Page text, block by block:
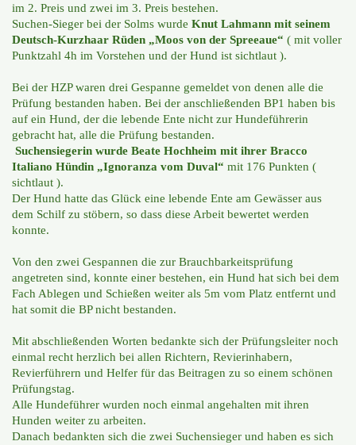
im 2. Preis und zwei im 3. Preis bestehen.
Suchen-Sieger bei der Solms wurde Knut Lahmann mit seinem
Deutsch-Kurzhaar Rüden „Moos von der Spreeaue“ ( mit voller
Punktzahl 4h im Vorstehen und der Hund ist sichtlaut ).
Bei der HZP waren drei Gespanne gemeldet von denen alle die
Prüfung bestanden haben. Bei der anschließenden BP1 haben bis
auf ein Hund, der die lebende Ente nicht zur Hundeführerin
gebracht hat, alle die Prüfung bestanden.
Suchensiegerin wurde Beate Hochheim mit ihrer Bracco
Italiano Hündin „Ignoranza vom Duval“ mit 176 Punkten (
sichtlaut ).
Der Hund hatte das Glück eine lebende Ente am Gewässer aus
dem Schilf zu stöbern, so dass diese Arbeit bewertet werden
konnte.
Von den zwei Gespannen die zur Brauchbarkeitsprüfung
angetreten sind, konnte einer bestehen, ein Hund hat sich bei dem
Fach Ablegen und Schießen weiter als 5m vom Platz entfernt und
hat somit die BP nicht bestanden.
Mit abschließenden Worten bedankte sich der Prüfungsleiter noch
einmal recht herzlich bei allen Richtern, Revierinhabern,
Revierführern und Helfer für das Beitragen zu so einem schönen
Prüfungstag.
Alle Hundeführer wurden noch einmal angehalten mit ihren
Hunden weiter zu arbeiten.
Danach bedankten sich die zwei Suchensieger und haben es sich